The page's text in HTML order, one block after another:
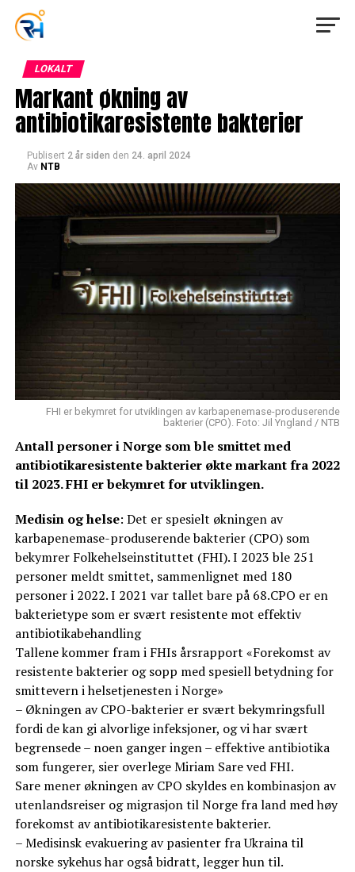
LOKALT
Markant økning av
antibiotikaresistente bakterier
Publisert 2 år siden den 24. april 2024
Av NTB
FHI er bekymret for utviklingen av karbapenemase-produserende
bakterier (CPO). Foto: Jil Yngland / NTB
Antall personer i Norge som ble smittet med
antibiotikaresistente bakterier økte markant fra 2022
til 2023. FHI er bekymret for utviklingen.
Medisin og helse: Det er spesielt økningen av
karbapenemase-produserende bakterier (CPO) som
bekymrer Folkehelseinstituttet (FHI). I 2023 ble 251
personer meldt smittet, sammenlignet med 180
personer i 2022. I 2021 var tallet bare på 68.CPO er en
bakterietype som er svært resistente mot effektiv
antibiotikabehandling
Tallene kommer fram i FHIs årsrapport «Forekomst av
resistente bakterier og sopp med spesiell betydning for
smittevern i helsetjenesten i Norge»
– Økningen av CPO-bakterier er svært bekymringsfull
fordi de kan gi alvorlige infeksjoner, og vi har svært
begrensede – noen ganger ingen – effektive antibiotika
som fungerer, sier overlege Miriam Sare ved FHI.
Sare mener økningen av CPO skyldes en kombinasjon av
utenlandsreiser og migrasjon til Norge fra land med høy
forekomst av antibiotikaresistente bakterier.
– Medisinsk evakuering av pasienter fra Ukraina til
norske sykehus har også bidratt, legger hun til.